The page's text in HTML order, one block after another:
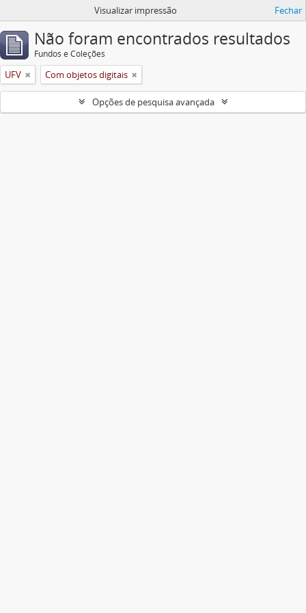
Visualizar impressão Fechar
Não foram encontrados resultados
Fundos e Coleções
UFV Com objetos digitais
Opções de pesquisa avançada